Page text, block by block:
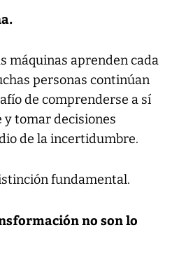
máquinas aprenden cada
personas continúan
de comprenderse a sí
tomar decisiones
de la incertidumbre.
fundamental.
no son lo